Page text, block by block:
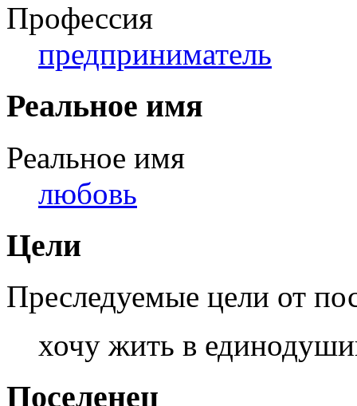
Профессия
предприниматель
Реальное имя
Реальное имя
любовь
Цели
Преследуемые цели от
хочу жить в
Поселенец